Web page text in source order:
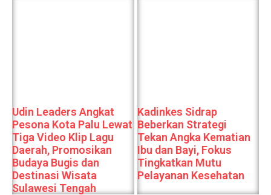
Udin Leaders Angkat
Pesona Kota Palu Lewat
Tiga Video Klip Lagu
Daerah, Promosikan
Budaya Bugis dan
Destinasi Wisata
Sulawesi Tengah
Kadinkes Sidrap
Beberkan Strategi
Tekan Angka Kematian
Ibu dan Bayi, Fokus
Tingkatkan Mutu
Pelayanan Kesehatan